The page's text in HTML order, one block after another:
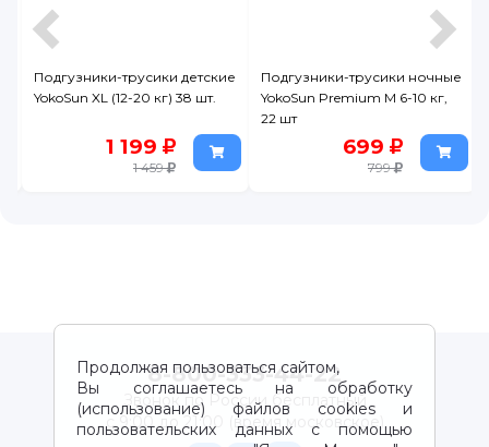
Подгузники-трусики детские
YokoSun XL (12-20 кг) 38 шт.
1 199
1 459
Подгузники-трусики ночные
YokoSun Premium M 6-10 кг,
22 шт
699
799
Продолжая пользоваться сайтом,
Вы соглашаетесь на обработку
(использование) файлов cookies и
пользовательских данных с помощью
8-800-333-44-22
Звонок по России бесплатный
с 9:00 до 21:00 (время московское)